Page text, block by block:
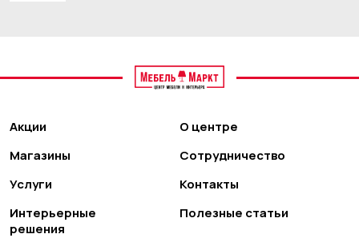
Акции
Магазины
Услуги
Интерьерные
решения
О центре
Сотрудничество
Контакты
Полезные статьи